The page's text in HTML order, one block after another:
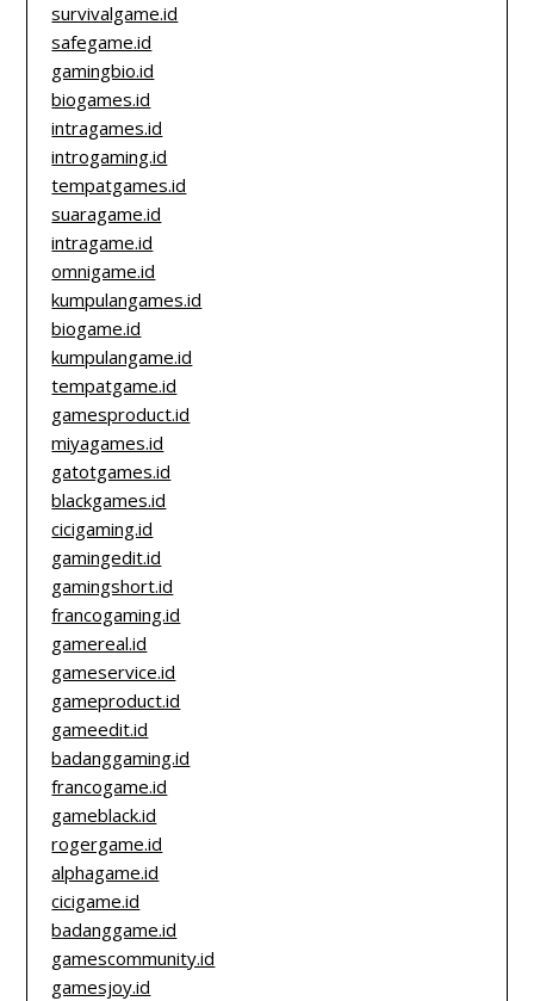
survivalgame.id
safegame.id
gamingbio.id
biogames.id
intragames.id
introgaming.id
tempatgames.id
suaragame.id
intragame.id
omnigame.id
kumpulangames.id
biogame.id
kumpulangame.id
tempatgame.id
gamesproduct.id
miyagames.id
gatotgames.id
blackgames.id
cicigaming.id
gamingedit.id
gamingshort.id
francogaming.id
gamereal.id
gameservice.id
gameproduct.id
gameedit.id
badanggaming.id
francogame.id
gameblack.id
rogergame.id
alphagame.id
cicigame.id
badanggame.id
gamescommunity.id
gamesjoy.id